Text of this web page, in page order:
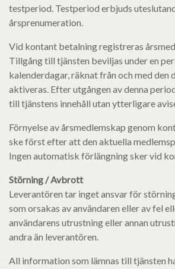
testperiod. Testperiod erbjuds
årsprenumeration.
Vid kontant betalning registreras
Tillgång till tjänsten beviljas under en
kalenderdagar, räknat från och med den
aktiveras. Efter utgången av denna
till tjänstens innehåll utan ytterligare
Förnyelse av årsmedlemskap genom
ske först efter att den aktuella
Ingen automatisk förlängning sker vid
Störning / Avbrott
Leverantören tar inget ansvar för
som orsakas av användaren eller av fel
användarens utrustning eller annan
andra än leverantören.
All information som lämnas till tjänsten